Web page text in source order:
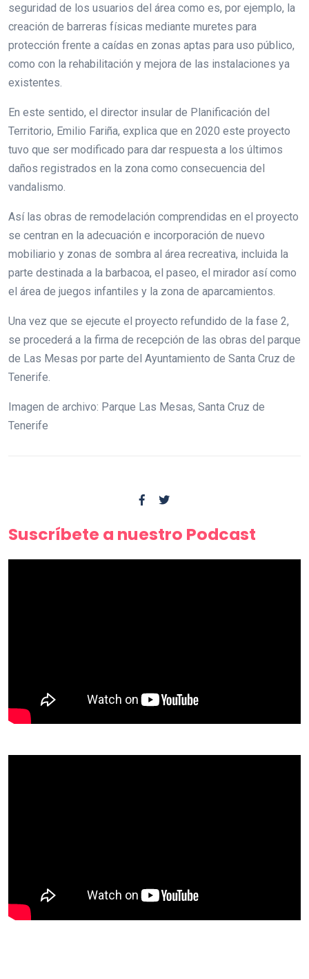
seguridad de los usuarios del área como es, por ejemplo, la
creación de barreras físicas mediante muretes para
protección frente a caídas en zonas aptas para uso público,
como con la rehabilitación y mejora de las instalaciones ya
existentes.
En este sentido, el director insular de Planificación del
Territorio, Emilio Fariña, explica que en 2020 este proyecto
tuvo que ser modificado para dar respuesta a los últimos
daños registrados en la zona como consecuencia del
vandalismo.
Así las obras de remodelación comprendidas en el proyecto
se centran en la adecuación e incorporación de nuevo
mobiliario y zonas de sombra al área recreativa, incluida la
parte destinada a la barbacoa, el paseo, el mirador así como
el área de juegos infantiles y la zona de aparcamientos.
Una vez que se ejecute el proyecto refundido de la fase 2,
se procederá a la firma de recepción de las obras del parque
de Las Mesas por parte del Ayuntamiento de Santa Cruz de
Tenerife.
Imagen de archivo: Parque Las Mesas, Santa Cruz de
Tenerife
Suscríbete a nuestro Podcast